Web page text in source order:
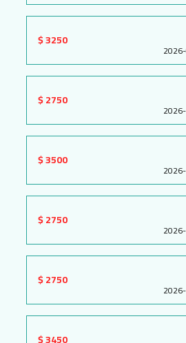
3250 $
2750 $
3500 $
2750 $
2750 $
3450 $